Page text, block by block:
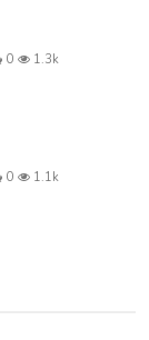
0 1.3k
0 1.1k